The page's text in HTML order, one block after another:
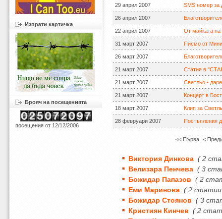
29 април 2007 SMS номер за
26 април 2007
22 април 2007 От майката на
31 март 2007 Писмо от
26 март 2007
21 март 2007 Статия в
21 март 2007 Светльо -
21 март 2007 Концерт в
18 март 2007 Клип за
28 февруари 2007 Постъпления
<< Първа <
Виктория Динкова ( 2
Велизара Пенчева ( 3
Божидар Папазов ( 2
Еми Маринова ( 2
Божидар Стоянов ( 3
Кристиян Кинчев ( 2
Изпрати картичка
Брояч на посещенията
посещения от 12/12/2006